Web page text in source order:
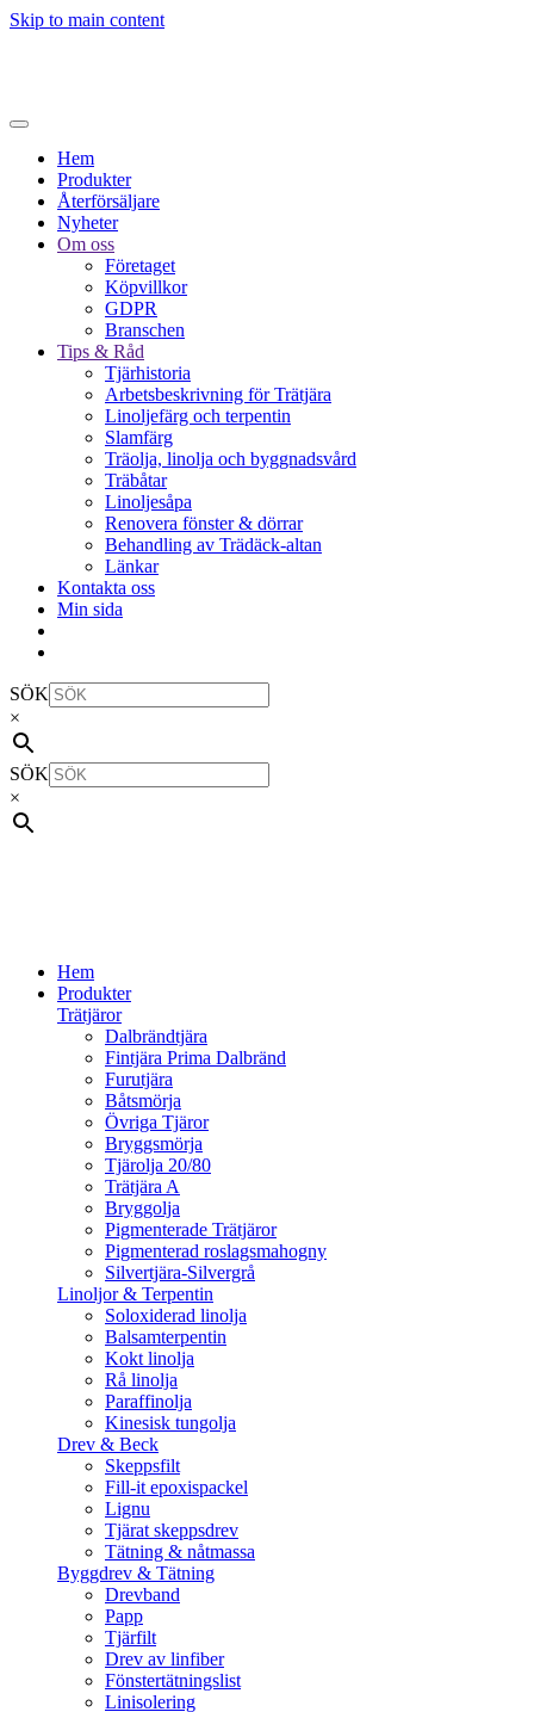
Skip to main content
Hem
Produkter
Återförsäljare
Nyheter
Om oss
Företaget
Köpvillkor
GDPR
Branschen
Tips & Råd
Tjärhistoria
Arbetsbeskrivning för Trätjära
Linoljefärg och terpentin
Slamfärg
Träolja, linolja och byggnadsvård
Träbåtar
Linoljesåpa
Renovera fönster & dörrar
Behandling av Trädäck-altan
Länkar
Kontakta oss
Min sida
SÖK
×
SÖK
×
Hem
Produkter
Trätjäror
Dalbrändtjära
Fintjära Prima Dalbränd
Furutjära
Båtsmörja
Övriga Tjäror
Bryggsmörja
Tjärolja 20/80
Trätjära A
Bryggolja
Pigmenterade Trätjäror
Pigmenterad roslagsmahogny
Silvertjära-Silvergrå
Linoljor & Terpentin
Soloxiderad linolja
Balsamterpentin
Kokt linolja
Rå linolja
Paraffinolja
Kinesisk tungolja
Drev & Beck
Skeppsfilt
Fill-it epoxispackel
Lignu
Tjärat skeppsdrev
Tätning & nåtmassa
Byggdrev & Tätning
Drevband
Papp
Tjärfilt
Drev av linfiber
Fönstertätningslist
Linisolering